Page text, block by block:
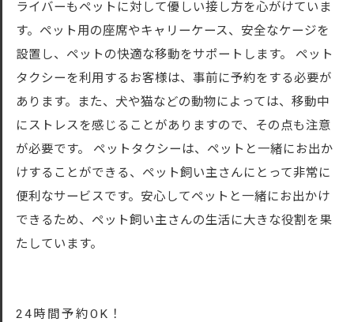
ライバーもペットに対して優しい接し方を心がけていま
す。ペット用の座席やキャリーケース、安全なケージを
設置し、ペットの快適な移動をサポートします。 ペット
タクシーを利用するお客様は、事前に予約をする必要が
あります。また、犬や猫などの動物によっては、移動中
にストレスを感じることがありますので、その点も注意
が必要です。 ペットタクシーは、ペットと一緒にお出か
けすることができる、ペット飼い主さんにとって非常に
便利なサービスです。安心してペットと一緒にお出かけ
できるため、ペット飼い主さんの生活に大きな役割を果
たしています。
24時間予約OK！